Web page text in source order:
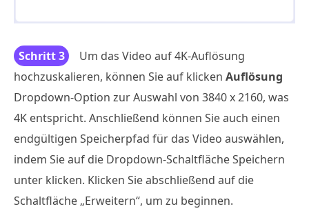
Schritt 3
Um das Video auf 4K-Auflösung
hochzuskalieren, können Sie auf klicken Auflösung
Dropdown-Option zur Auswahl von 3840 x 2160, was
4K entspricht. Anschließend können Sie auch einen
endgültigen Speicherpfad für das Video auswählen,
indem Sie auf die Dropdown-Schaltfläche Speichern
unter klicken. Klicken Sie abschließend auf die
Schaltfläche „Erweitern“, um zu beginnen.